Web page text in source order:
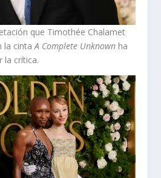
que Timothée Chalamet
la cintaA Complete Unknown ha
la crítica.